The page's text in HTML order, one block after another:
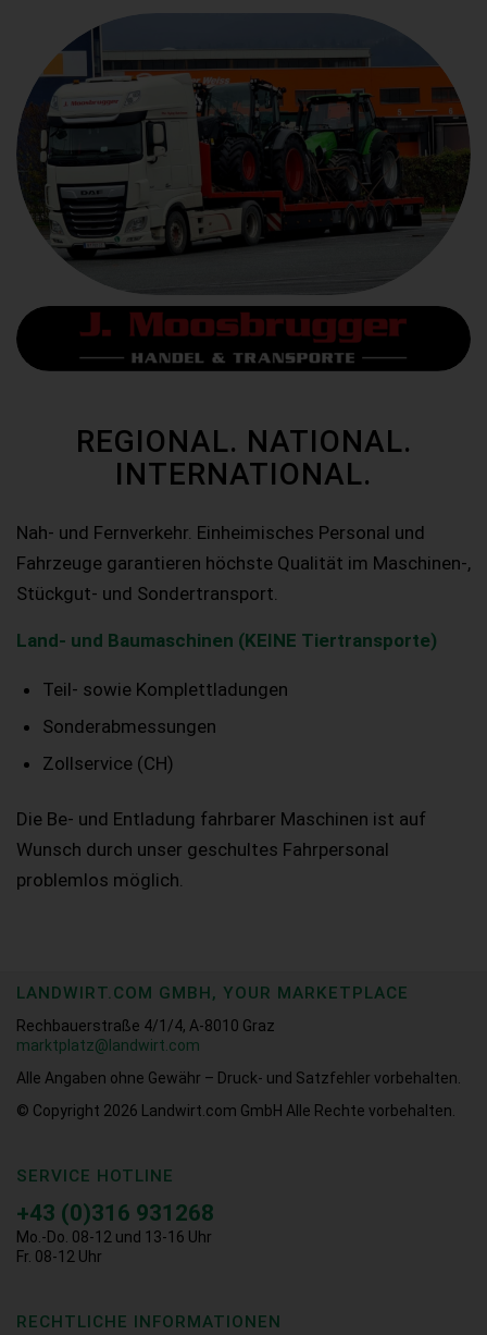
REGIONAL. NATIONAL.
INTERNATIONAL.
Nah- und Fernverkehr. Einheimisches Personal und
Fahrzeuge garantieren höchste Qualität im Maschinen-,
Stückgut- und Sondertransport.
Land- und Baumaschinen (KEINE Tiertransporte)
Teil- sowie Komplettladungen
Sonderabmessungen
Zollservice (CH)
Die Be- und Entladung fahrbarer Maschinen ist auf
Wunsch durch unser geschultes Fahrpersonal
problemlos möglich.
LANDWIRT.COM GMBH, YOUR MARKETPLACE
Rechbauerstraße 4/1/4, A-8010 Graz
marktplatz@landwirt.com
Alle Angaben ohne Gewähr – Druck- und Satzfehler vorbehalten.
© Copyright 2026
Landwirt.com GmbH Alle Rechte vorbehalten.
SERVICE HOTLINE
+43 (0)316 931268
Mo.-Do. 08-12 und 13-16 Uhr
Fr. 08-12 Uhr
RECHTLICHE INFORMATIONEN